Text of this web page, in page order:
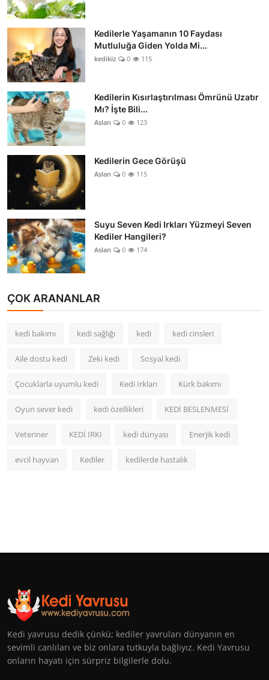
Kedilerle Yaşamanın 10 Faydası
Mutluluğa Giden Yolda Mi...
kedikiz 0 115
Kedilerin Kısırlaştırılması Ömrünü Uzatır
Mı? İşte Bili...
Aslan 0 123
Kedilerin Gece Görüşü
Aslan 0 115
Suyu Seven Kedi Irkları Yüzmeyi Seven
Kediler Hangileri?
Aslan 0 174
ÇOK ARANANLAR
kedi bakımı kedi sağlığı kedi kedi cinsleri
Aile dostu kedi Zeki kedi Sosyal kedi
Çocuklarla uyumlu kedi Kedi Irkları Kürk bakımı
Oyun sever kedi kedi özellikleri KEDİ BESLENMESİ
Veteriner KEDİ IRKI kedi dünyası Enerjik kedi
evcil hayvan Kediler kedilerde hastalık
Kedi yavrusu dedik çünkü; kediler yavruları dünyanın en
sevimli canlıları ve biz onlara tutkuyla bağlıyız. Kedi Yavrusu
onların hayatı için sürpriz bilgilerle dolu.